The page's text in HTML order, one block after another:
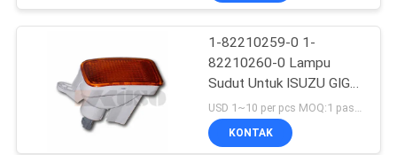
TUR
KONTROL
KUALITAS
Suku Cadang Truk
Aftermarket
51
1-82210259-0 1-
82210260-0 Lampu
Sudut Untuk ISUZU GIGA
CXZ CYZ CYH
KONTAK